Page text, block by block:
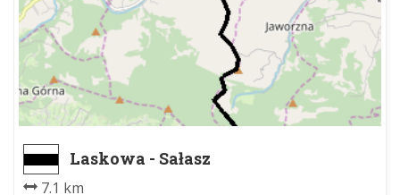
Laskowa - Sałasz
7.1 km